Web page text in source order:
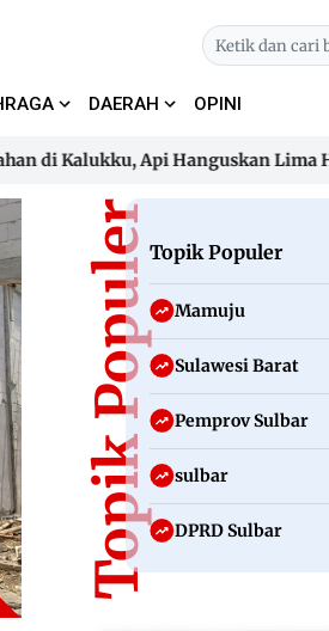
DAERAH OPINI
Kalukku, Api Hanguskan Lima
Kalukku, Api Hanguskan Lima
Topik PopulerTopik Populer
Mamuju
Sulawesi Barat
Pemprov Sulbar
sulbar
DPRD Sulbar